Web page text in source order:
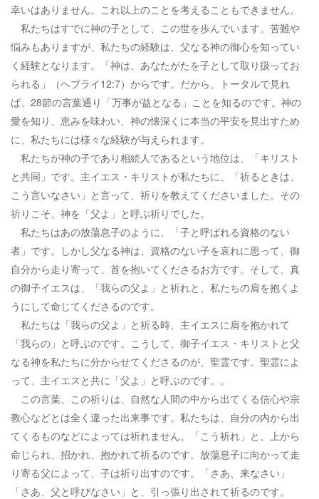
幸いはありません。これ以上のことを考えることもできません。
私たちはすでに神の子として、この世を歩んでいます。苦難や
悩みもありますが、私たちの経験は、父なる神の御心を知ってい
く経験となります。「神は、あなたがたを子として取り扱ってお
られる」（ヘブライ12:7）からです。だから、トータルで見れ
ば、28節の言葉通り「万事が益となる」ことを知るのです。神の
愛を知り、恵みを味わい、神の懐深くに本当の平安を見出すため
に、私たちには様々な経験が与えられます。
私たちが神の子であり相続人であるという地位は、「キリスト
と共同」です。主イエス・キリストが私たちに、「祈るときは、
こう言いなさい」と言って、祈りを教えてくださいました。その
祈りこそ、神を「父よ」と呼ぶ祈りでした。
私たちはあの放蕩息子のように、「子と呼ばれる資格のない
者」です。しかし父なる神は、資格のない子を哀れに思って、御
自分から走り寄って、首を抱いてくださるお方です。そして、真
の御子イエスは、「我らの父よ」と祈れと、私たちの肩を抱くよ
うにして命じてくださるのです。
私たちは「我らの父よ」と祈る時、主イエスに肩を抱かれて
「我らの」と呼ぶのです。こうして、御子イエス・キリストと父
なる神を私たちに分からせてくださるのが、聖霊です。聖霊によ
って、主イエスと共に「父よ」と呼ぶのです。。
この言葉、この祈りは、自然な人間の中から出てくる信心や宗
教心などとは全く違った出来事です。私たちは、自分の内から出
てくるものなどによっては祈れません。「こう祈れ」と、上から
命じられ、招かれ、抱かれて祈るのです。放蕩息子に向かって走
り寄る父によって、子は祈り出すのです。「さあ、来なさい」
「さあ、父と呼びなさい」と、引っ張り出されて祈るのです。